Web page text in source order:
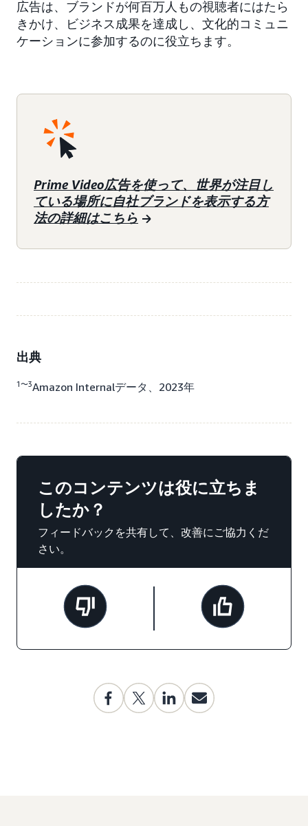
広告は、ブランドが何百万人もの視聴者にはたら
きかけ、ビジネス成果を達成し、文化的コミュニ
ケーションに参加するのに役立ちます。
Prime Video広告を使って、世界が注目し
ている場所に自社ブランドを表示する方
法の詳細はこちら
出典
1〜3Amazon Internalデータ、2023年
このコンテンツは役に立ちま
したか？
フィードバックを共有して、改善にご協力くだ
さい。